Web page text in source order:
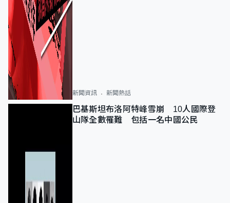
新聞資訊 新聞熱話
巴基斯坦布洛阿特峰雪崩 10人國際登
山隊全數罹難 包括一名中國公民